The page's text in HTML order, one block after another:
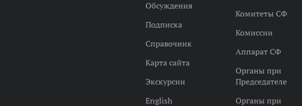
Обсуждения
Подписка
Справочник
Карта сайта
Экскурсии
English
Комитеты СФ
Комиссии
Аппарат СФ
Органы при
Председателе
Органы при